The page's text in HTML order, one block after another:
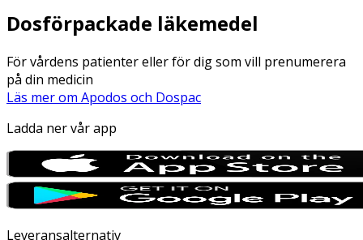
Dosförpackade läkemedel
För vårdens patienter eller för dig som vill prenumerera
på din medicin
Läs mer om Apodos och Dospac
Ladda ner vår app
Leveransalternativ